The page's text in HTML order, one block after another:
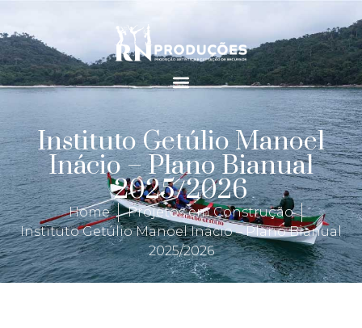
Instituto Getúlio Manoel
Inácio – Plano Bianual
2025/2026
Home
Projetos em Construção
Instituto Getúlio Manoel Inácio – Plano Bianual
2025/2026